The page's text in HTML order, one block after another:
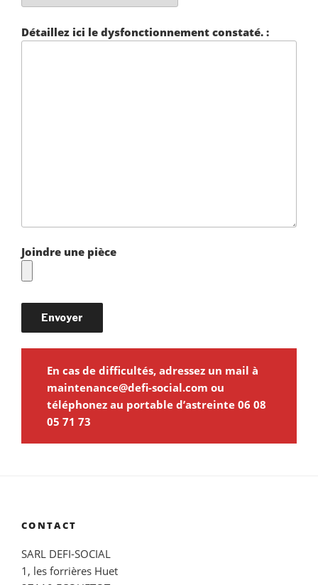
Détaillez ici le dysfonctionnement constaté. :
Joindre une pièce
En cas de difficultés, adressez un mail à
maintenance@defi-social.com ou
téléphonez au portable d’astreinte 06 08
05 71 73
CONTACT
SARL DEFI-SOCIAL
1, les forrières Huet